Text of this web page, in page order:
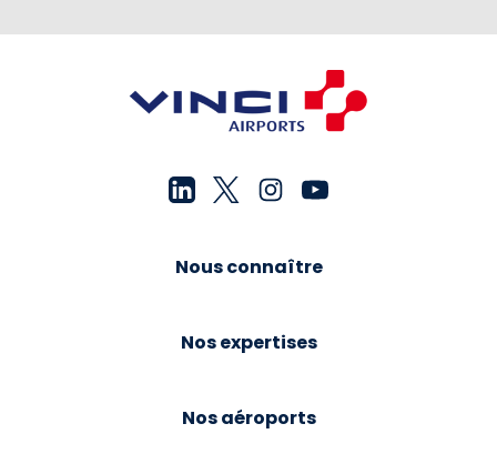
Nous connaître
Nos expertises
Nos aéroports